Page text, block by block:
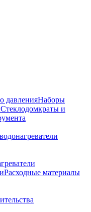
давленияНаборы
Стеклодомкраты и
Расходные материалы